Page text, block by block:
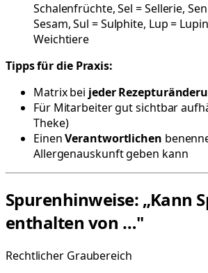
Schalenfrüchte, Sel = Sellerie,
Sesam, Sul = Sulphite, Lup =
Weichtiere
Tipps für die Praxis:
Matrix bei jeder
Für Mitarbeiter gut sichtbar
Theke)
EinenVerantwortlichen
Allergenauskunft geben kann
Spurenhinweise: „Kann
enthalten von …"
Rechtlicher Graubereich